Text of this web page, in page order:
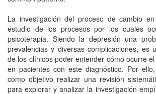
La investigación del proceso de cambio
estudio de los procesos por los cuales
psicoterapia. Siendo la depresión una
prevalencias y diversas complicaciones, es
de los clínicos poder entender cómo ocurre
en pacientes con este diagnóstico. Por
como objetivo realizar una revisión
para explorar y analizar la investigación